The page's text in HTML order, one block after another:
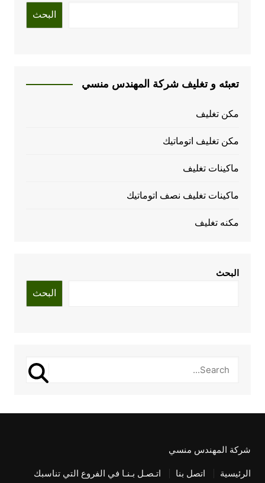
البحث
تعبئه و تغليف شركة المهندس منسي
مكن تغليف
مكن تغليف اتوماتيك
ماكينات تغليف
ماكينات تغليف نصف اتوماتيك
مكنه تغليف
البحث
البحث
شركة المهندس منسي
الرئيسية اتصل بنا اتـصـل بـنـا في الفروع التي تناسبك